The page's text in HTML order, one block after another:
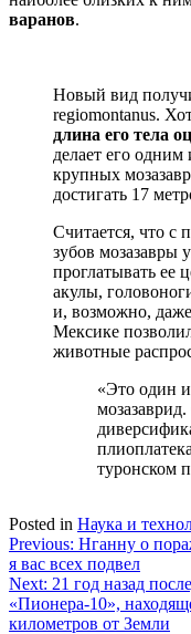
варанов.
Новый вид
regiomontanus.
длина его тела
делает его
крупных
достигать 17
Считается, что с
зубов мозазавры
проглатывать ее
акулы,
и, возможно,
Мексике
животные
«Это один
мозазаврид.
туронском
Posted in Наука и
Навигация
по
записям
Previous: Нганну о
я вас всех подвел
Next: 21 год назад
«Пионера-10»,
километров от Земли